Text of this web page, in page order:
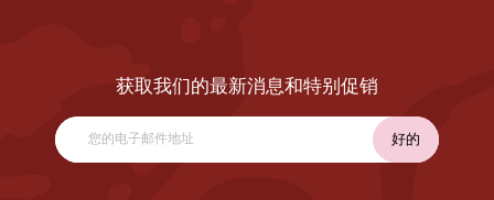
获取我们的最新消息和特别促销